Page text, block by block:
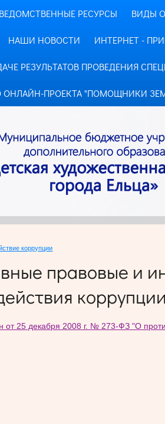
ВЕДОМСТВЕННЫЕ РЕСУРСЫ ВИДЫ
НАШИ НОВОСТИ ИНТЕРНЕТ -
РЕЗУЛЬТАТОВ ПРОВЕДЕНИЯ
ПРОЕКТА "ПОМОЩНИКИ
коррупции
правовые и
коррупции
от 25 декабря 2008 г. № 273-ФЗ "О